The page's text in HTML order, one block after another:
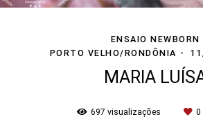
ENSAIO NEWBORN
PORTO VELHO/RONDÔNIA
MARIA
697 visualizações 0